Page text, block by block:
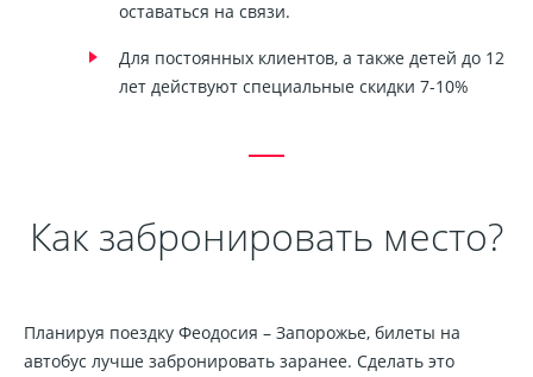
оставаться на связи.
Для постоянных клиентов, а также детей до 12
лет действуют специальные скидки 7-10%
Как забронировать место?
Планируя поездку Феодосия – Запорожье, билеты на
автобус лучше забронировать заранее. Сделать это